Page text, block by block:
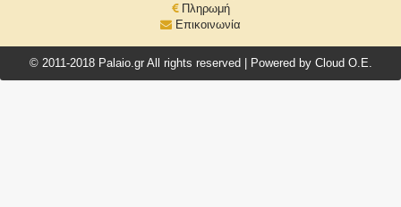
Πληρωμή
Επικοινωνία
© 2011-2018 Palaio.gr All rights reserved | Powered by Cloud O.E.